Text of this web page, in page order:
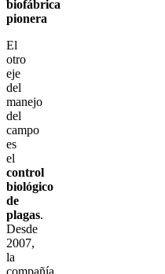
biofábrica
pionera
El
otro
eje
del
manejo
del
campo
es
el
control
biológico
de
plagas.
Desde
2007,
la